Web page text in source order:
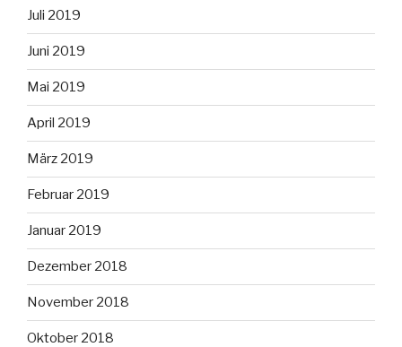
Juli 2019
Juni 2019
Mai 2019
April 2019
März 2019
Februar 2019
Januar 2019
Dezember 2018
November 2018
Oktober 2018